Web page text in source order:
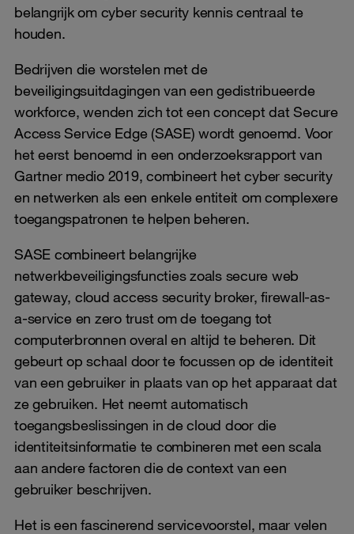
belangrijk om cyber security kennis centraal te
houden.
Bedrijven die worstelen met de
beveiligingsuitdagingen van een gedistribueerde
workforce, wenden zich tot een concept dat Secure
Access Service Edge (SASE) wordt genoemd. Voor
het eerst benoemd in een onderzoeksrapport van
Gartner medio 2019, combineert het cyber security
en netwerken als een enkele entiteit om complexere
toegangspatronen te helpen beheren.
SASE combineert belangrijke
netwerkbeveiligingsfuncties zoals secure web
gateway, cloud access security broker, firewall-as-
a-service en zero trust om de toegang tot
computerbronnen overal en altijd te beheren. Dit
gebeurt op schaal door te focussen op de identiteit
van een gebruiker in plaats van op het apparaat dat
ze gebruiken. Het neemt automatisch
toegangsbeslissingen in de cloud door die
identiteitsinformatie te combineren met een scala
aan andere factoren die de context van een
gebruiker beschrijven.
Het is een fascinerend servicevoorstel, maar velen